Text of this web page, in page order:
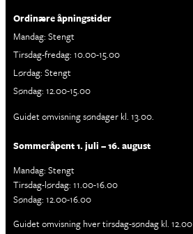
Ordinære åpningstider
Mandag: Stengt
Tirsdag-fredag: 10.00-15.00
Lørdag: Stengt
Søndag: 12.00-15.00
Guidet omvisning søndager kl. 13.00.
Sommeråpent 1. juli – 16. august
Mandag: Stengt
Tirsdag-lørdag: 11.00-16.00
Søndag: 12.00-16.00
Guidet omvisning hver tirsdag-søndag kl. 12.00